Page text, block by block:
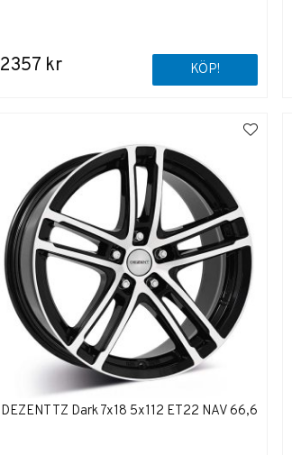
2357 kr KÖP!
DEZENT TZ Dark 7x18 5x112 ET22 NAV 66,6